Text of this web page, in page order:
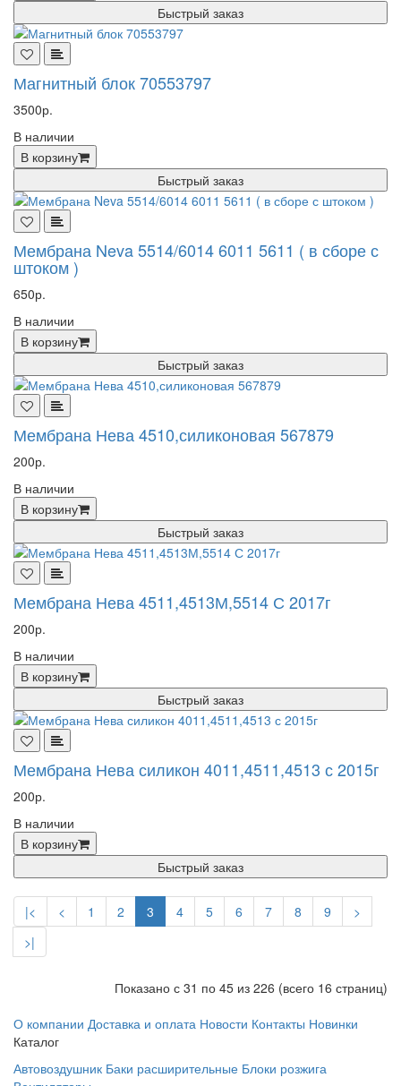
Быстрый заказ
Магнитный блок 70553797
3500р.
В наличии
В корзину
Быстрый заказ
Мембрана Neva 5514/6014 6011 5611 ( в сборе с
штоком )
650р.
В наличии
В корзину
Быстрый заказ
Мембрана Нева 4510,силиконовая 567879
200р.
В наличии
В корзину
Быстрый заказ
Мембрана Нева 4511,4513М,5514 С 2017г
200р.
В наличии
В корзину
Быстрый заказ
Мембрана Нева силикон 4011,4511,4513 с 2015г
200р.
В наличии
В корзину
Быстрый заказ
|< < 1 2 3 4 5 6 7 8 9
>
>|
Показано с 31 по 45 из 226 (всего 16 страниц)
О компании Доставка и оплата Новости Контакты Новинки
Каталог
Автовоздушник Баки расширительные Блоки розжига